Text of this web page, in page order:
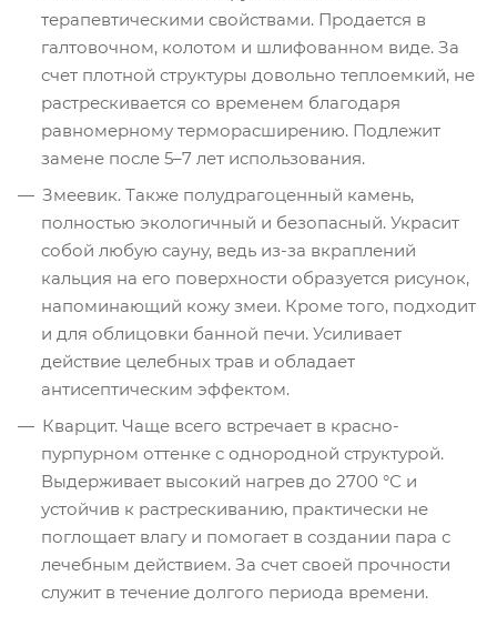
терапевтическими свойствами. Продается в
галтовочном, колотом и шлифованном виде. За
счет плотной структуры довольно теплоемкий, не
растрескивается со временем благодаря
равномерному терморасширению. Подлежит
замене после 5–7 лет использования.
Змеевик. Также полудрагоценный камень,
полностью экологичный и безопасный. Украсит
собой любую сауну, ведь из-за вкраплений
кальция на его поверхности образуется рисунок,
напоминающий кожу змеи. Кроме того, подходит
и для облицовки банной печи. Усиливает
действие целебных трав и обладает
антисептическим эффектом.
Кварцит. Чаще всего встречает в красно-
пурпурном оттенке с однородной структурой.
Выдерживает высокий нагрев до 2700 °С и
устойчив к растрескиванию, практически не
поглощает влагу и помогает в создании пара с
лечебным действием. За счет своей прочности
служит в течение долгого периода времени.